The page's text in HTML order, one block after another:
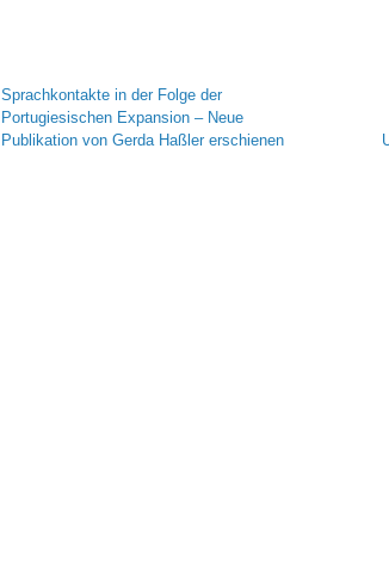
Sprachkontakte in der Folge der
Portugiesischen Expansion – Neue
Publikation von Gerda Haßler erschienen